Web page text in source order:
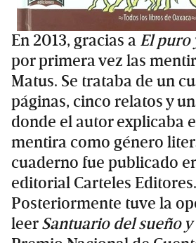
En 2013, gracias a El puro
por primera vez las
Matus. Se trataba de un
páginas, cinco relatos y
donde el autor explicaba
mentira como género
cuaderno fue publicado
editorial Carteles Editores.
Posteriormente tuve la
leerSantuario del sueño